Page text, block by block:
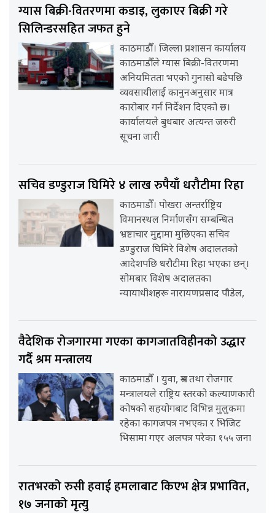
ग्यास बिक्री-वितरणमा कडाइ, लुकाएर बिक्री गरे
सिलिन्डरसहित जफत हुने
काठमाडौँ। जिल्ला प्रशासन कार्यालय
काठमाडौँले ग्यास बिक्री-वितरणमा
अनियमितता भएको गुनासो बढेपछि
व्यवसायीलाई कानुनअनुसार मात्र
कारोबार गर्न निर्देशन दिएको छ।
कार्यालयले बुधबार अत्यन्त जरुरी
सूचना जारी
सचिव डण्डुराज घिमिरे ४ लाख रुपैयाँ धरौटीमा रिहा
काठमाडौँ। पोखरा अन्तर्राष्ट्रिय
विमानस्थल निर्माणसँग सम्बन्धित
भ्रष्टाचार मुद्दामा मुछिएका सचिव
डण्डुराज घिमिरे विशेष अदालतको
आदेशपछि धरौटीमा रिहा भएका छन्।
सोमबार विशेष अदालतका
न्यायाधीशहरू नारायणप्रसाद पौडेल,
वैदेशिक रोजगारमा गएका कागजातविहीनको उद्धार
गर्दै श्रम मन्त्रालय
काठमाडौँ । युवा, श्रम तथा रोजगार
मन्त्रालयले राष्ट्रिय स्तरको कल्याणकारी
कोषको सहयोगबाट विभिन्न मुलुकमा
रहेका कागजपत्र नभएका र भिजिट
भिसामा गएर अलपत्र परेका १५५ जना
रातभरको रुसी हवाई हमलाबाट किएभ क्षेत्र प्रभावित,
१७ जनाको मृत्यु